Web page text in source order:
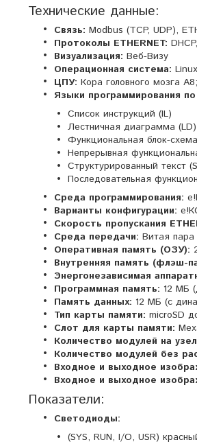
Технические данные:
Связь: Modbus (TCP, UDP),
Протоколы ETHERNET:
Визуализация: Веб-Визу
Операционная система:
ЦПУ: Кора головного мозга
Языки программирования по
Список инструкций (IL)
Лестничная диаграмма (LD)
Функциональная блок-
Непрерывная
Структурированный текст
Последовательная
Среда программирования:
Варианты конфигурации:
Скорость пропускания
Среда передачи: Витая
Оперативная память (ОЗУ):
Внутренняя память (флэш-
Энергонезависимая
Программная память: 12 МБ
Память данных: 12 МБ (с
Тип карты памяти: microSD
Слот для карты памяти:
Количество модулей на
Количество модулей без
Входное и выходное
Входное и выходное
Показатели:
Светодиоды:
(SYS, RUN, I/O, USR)